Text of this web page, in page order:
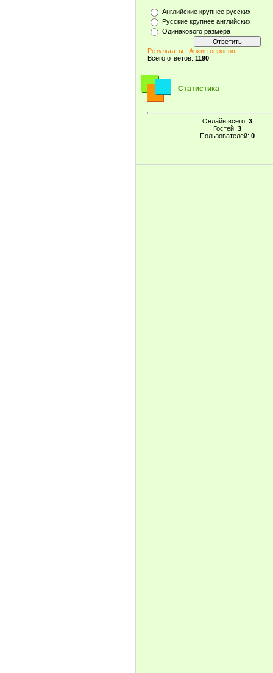
Английские крупнее русских
Русские крупнее английских
Одинакового размера
Результаты| Архив опросов
Всего ответов: 1190
Статистика
Онлайн всего: 3
Гостей: 3
Пользователей: 0